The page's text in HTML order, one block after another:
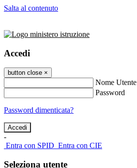
Salta al contenuto
Accedi
button close ×
Nome Utente
Password
Password dimenticata?
-
Entra con SPID Entra con CIE
Seleziona utente